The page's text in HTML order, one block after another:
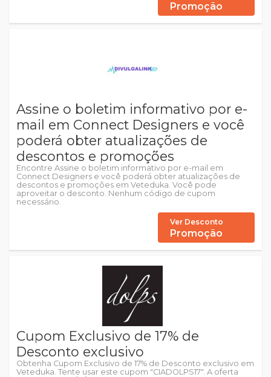
Promoção
Assine o boletim informativo por e-
mail em Connect Designers e você
poderá obter atualizações de
descontos e promoções
Encontre Assine o boletim informativo por e-mail em
Connect Designers e você poderá obter atualizações de
descontos e promoções em Veteduka. Você pode
aproveitar o desconto. Nenhum código de cupom
necessário.
Ver Desconto
Promoção
Cupom Exclusivo de 17% de
Desconto exclusivo
Obtenha Cupom Exclusivo de 17% de Desconto exclusivo em
Veteduka. Tente usar este cupom "CIADOLPS17". A oferta